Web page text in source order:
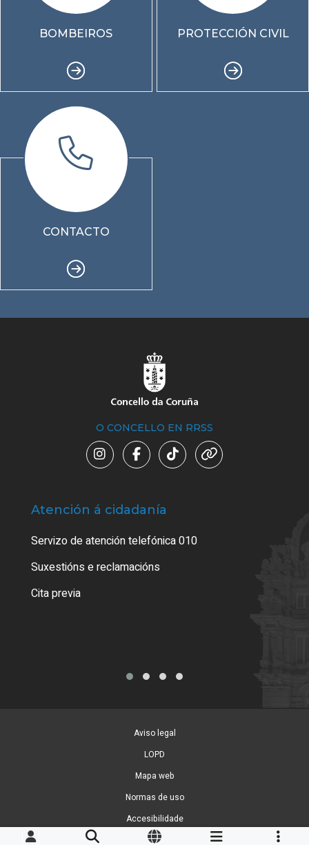
BOMBEIROS PROTECCIÓN CIVIL
CONTACTO
O CONCELLO EN RRSS
Atención á cidadanía
Servizo de atención telefónica 010
Suxestións e reclamacións
Cita previa
Aviso legal
LOPD
Mapa web
Normas de uso
Accesibilidade
Xestión de cookies